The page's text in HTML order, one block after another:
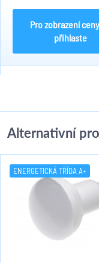
Pro zobrazení
přihlaste
Alternativní
ENERGETICKÁ TŘÍDA A+